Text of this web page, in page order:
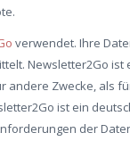
verwendet. Ihre
Newsletter2Go ist
andere Zwecke, als
ist ein
der